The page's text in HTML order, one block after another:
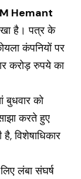
Hemant
है। पत्र के
कंपनियों पर
करोड़ रुपये का
बुधवार काे
करते हुए
है, विशेषाधिकार
लंबा संघर्ष